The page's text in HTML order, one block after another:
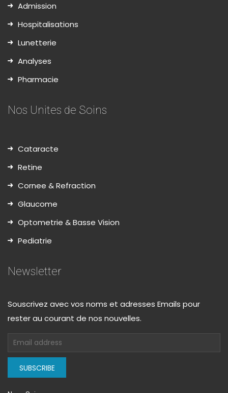
Admission
Hospitalisations
Lunetterie
Analyses
Pharmacie
Nos Unites de Soins
Cataracte
Retine
Cornee & Refraction
Glaucome
Optometrie & Basse Vision
Pediatrie
Newsletter
Souscrivez avec vos noms et adresses Emails pour
rester au courant de nos nouvelles.
SUBSCRIBE